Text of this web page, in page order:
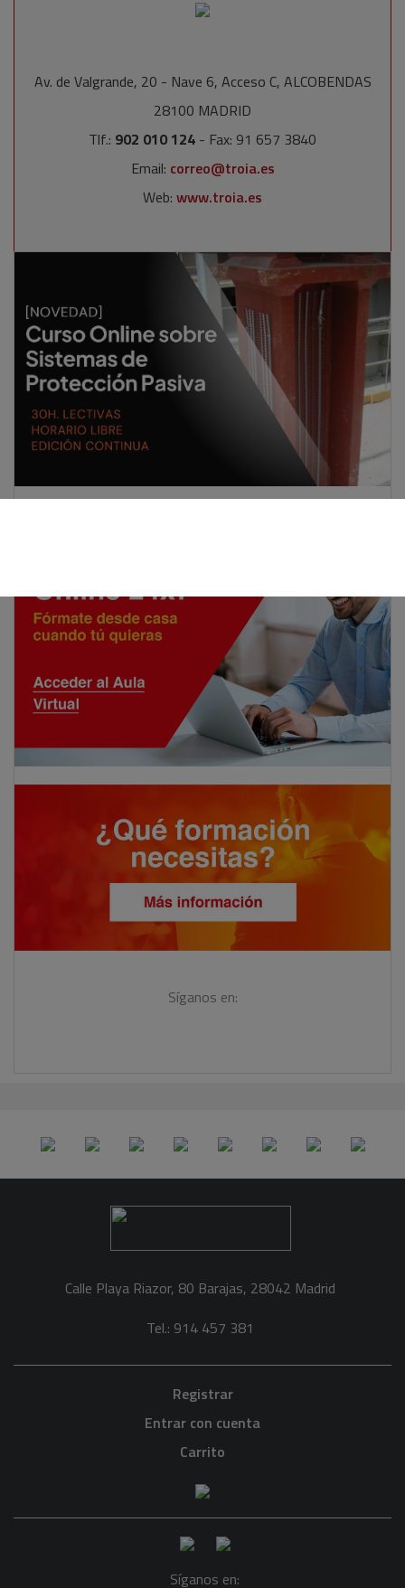
Av. de Valgrande, 20 - Nave 6, Acceso C, ALCOBENDAS
28100 MADRID
Tlf.: 902 010 124 - Fax: 91 657 3840
Email: correo@troia.es
Web: www.troia.es
Síganos en:
Calle Playa Riazor, 80 Barajas, 28042 Madrid
Tel.: 914 457 381
Registrar
Entrar con cuenta
Carrito
Síganos en: